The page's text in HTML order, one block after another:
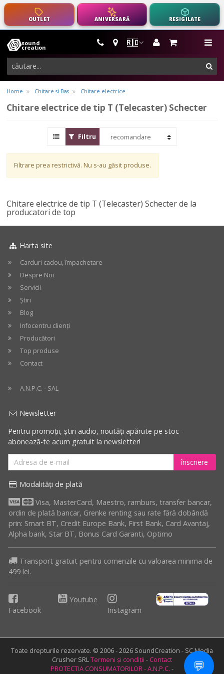
OUTLET ANIVERSARĂ RESIGILATE
🇷🇴
sound
creation
instrumente
muzicale,
echipamente
pro-
audio
Home Chitare si Bas Chitare electrice
Chitare electrice de tip T (Telecaster) Schecter
Filtru
Filtrare prea restrictivă. Nu s-au găsit produse.
Chitare electrice de tip T (Telecaster) Schecter de la
producatori de top
Harta site
Carduri cadou, împachetare
Despre Noi
Servicii
Știri
Blog
Infocentru clienți
Producători
Top produse
Contact
A.N.P.C. - SAL
Newsletter
Pentru promoții, știri audio, noutăți apărute pe stoc -
abonează-te acum gratuit la newsletter!
înscriere
Modalități de plată
Visa, MasterCard, Maestro, ramburs, transfer bancar,
ordin de plată bancar, Grenke renting sau rate fără dobândă
prin: Smart BT, Credit Europe Bank, First Bank, Card Avantaj,
Alpha bank, Star BT, Bonus Card Garanti, Optimo
Transport gratuit pentru comenzile cu valoarea minima de
499 lei.
Facebook
Youtube
Instagram
Toate drepturile rezervate. © 2006 - 2026 SoundCreation - SC Media
Crusher SRLTermeni și condiții - Contact
PROTECTIA CONSUMATORILOR - A.N.P.C. -
💬